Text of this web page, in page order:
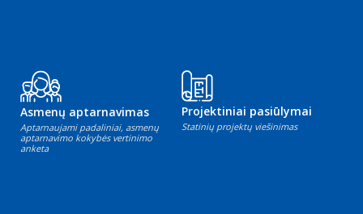
Asmenų aptarnavimas
Aptarnaujami padaliniai, asmenų
aptarnavimo kokybės vertinimo
anketa
Projektiniai pasiūlymai
Statinių projektų viešinimas